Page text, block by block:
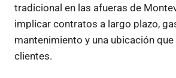
tradicional en las afueras de
implicar contratos a largo plazo,
mantenimiento y una ubicación
clientes.